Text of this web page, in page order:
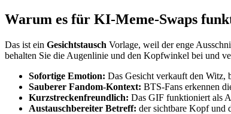
Warum es für KI-Meme-Swaps
Das ist ein Gesichtstausch Vorlage, weil der enge
behalten Sie die Augenlinie und den Kopfwinkel bei und
Sofortige Emotion: Das Gesicht verkauft den Witz,
Sauberer Fandom-Kontext: BTS-Fans erkennen
Kurzstreckenfreundlich: Das GIF funktioniert als
Austauschbereiter Betreff: der sichtbare Kopf und